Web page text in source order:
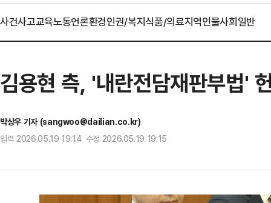
사건사고교육노동언론환경인권/복지식품/의료지역인물사회일반
김용현 측, '내란전담재판부법'
박상우 기자 (sangwoo@dailian.co.kr)
입력 2026.05.19 19:14 수정 2026.05.19 19:15